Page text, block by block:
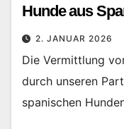
Hunde aus
2. JANUAR 2026
Die Vermittlung
durch unseren
spanischen